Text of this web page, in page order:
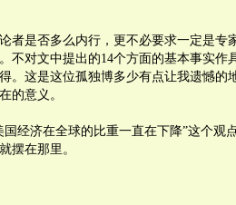
者是否多么内行，更不必要求一定是专
不对文中提出的14个方面的基本事实作
。这是这位孤独博多少有点让我遗憾的
的意义。
国经济在全球的比重一直在下降”这个观
摆在那里。